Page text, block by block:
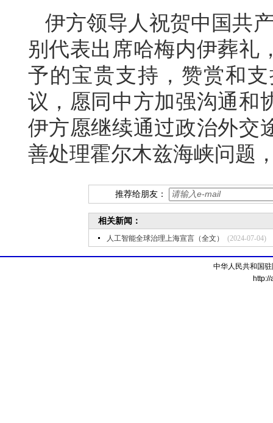
伊方领导人祝贺中国共
别代表出席哈梅内伊葬礼
予的宝贵支持，赞赏和
议，愿同中方加强沟通和
伊方愿继续通过政治外交
善处理霍尔木兹海峡问题
推荐给朋友：
相关新闻：
人工智能全球治理上海宣言（全文） (2024-07-04)
中华人民共和国